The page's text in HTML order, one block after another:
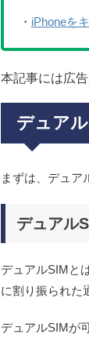
・ iPhoneを
本記事には広
デュア
まずは、デュア
デュアル
デュアルSIMと
に割り振られた
デュアルSIMが